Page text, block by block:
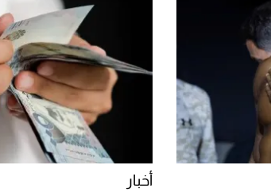
أخبار